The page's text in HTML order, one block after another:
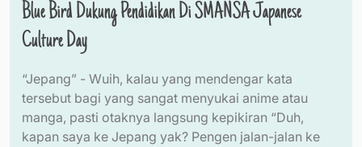
Blue Bird Dukung Pendidikan Di SMANSA Japanese
Culture Day
“Jepang” - Wuih, kalau yang mendengar kata
tersebut bagi yang sangat menyukai anime atau
manga, pasti otaknya langsung kepikiran “Duh,
kapan saya ke Jepang yak? Pengen jalan-jalan ke